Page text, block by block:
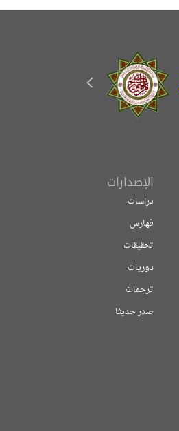
الإصدارات
دراسات
فهارس
تحقيقات
دوريات
ترجمات
صدر حديثا